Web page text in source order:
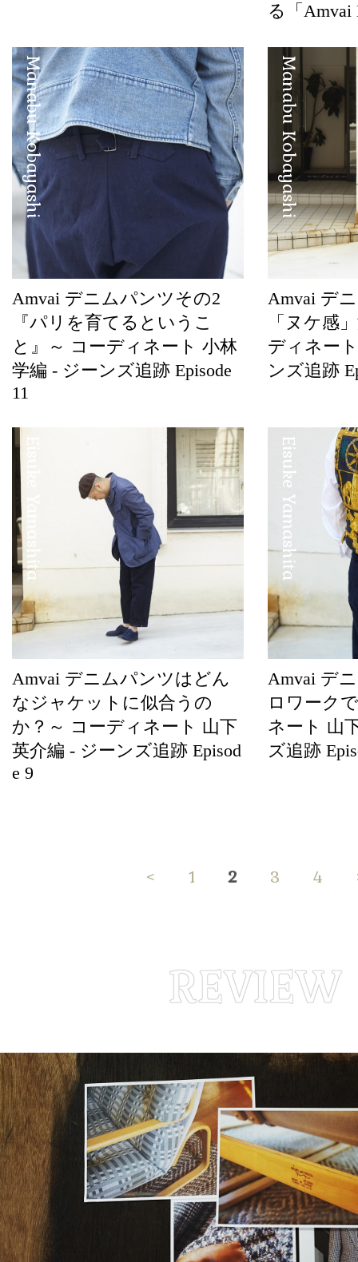
る「Amvai
Manabu Kobayashi
Amvai デニムパンツその2
『パリを育てるというこ
と』～ コーディネート 小林
学編 - ジーンズ追跡 Episode
11
Manabu Kobayashi
Amvai デ
「ヌケ感
ディネー
ンズ追跡
Eisuke Yamashita
Amvai デニムパンツはどん
なジャケットに似合うの
か？～ コーディネート 山下
英介編 - ジーンズ追跡 Episod
e 9
Eisuke Yamashita
Amvai デ
ロワーク
ネート 山
ズ追跡
< 1 2 3 4